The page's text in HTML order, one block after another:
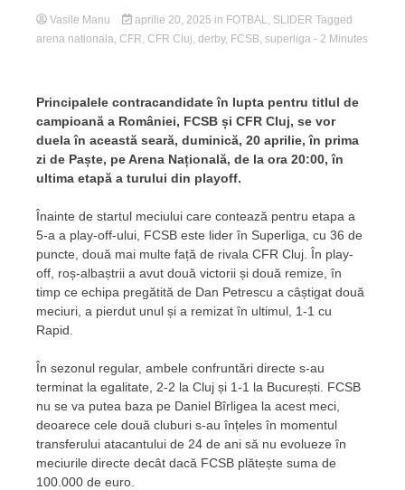
Vasile Manu aprilie 20, 2025 in FOTBAL SLIDER Tagged
arena nationala CFR CFR Cluj derby, FCSB superliga - 2 Minutes
Principalele contracandidate în lupta pentru titlul de
campioană a României, FCSB și CFR Cluj, se vor
duela în această seară, duminică, 20 aprilie, în prima
zi de Paște, pe Arena Națională, de la ora 20:00, în
ultima etapă a turului din playoff.
Înainte de startul meciului care contează pentru etapa a
5-a a play-off-ului, FCSB este lider în Superliga, cu 36 de
puncte, două mai multe față de rivala CFR Cluj. În play-
off, roș-albaștrii a avut două victorii și două remize, în
timp ce echipa pregătită de Dan Petrescu a câștigat două
meciuri, a pierdut unul și a remizat în ultimul, 1-1 cu
Rapid.
În sezonul regular, ambele confruntări directe s-au
terminat la egalitate, 2-2 la Cluj și 1-1 la București. FCSB
nu se va putea baza pe Daniel Bîrligea la acest meci,
deoarece cele două cluburi s-au înțeles în momentul
transferului atacantului de 24 de ani să nu evolueze în
meciurile directe decât dacă FCSB plătește suma de
100.000 de euro.